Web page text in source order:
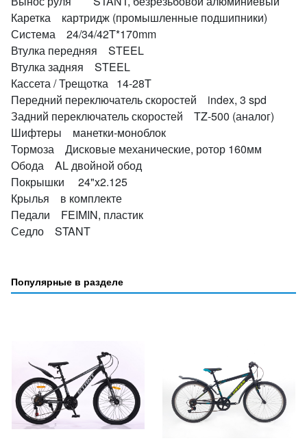
Каретка картридж (промышленные подшипники)
Система 24/34/42T*170mm
Втулка передняя STEEL
Втулка задняя STEEL
Кассета / Трещотка 14-28T
Передний переключатель скоростей index, 3 spd
Задний переключатель скоростей TZ-500 (аналог)
Шифтеры манетки-моноблок
Тормоза Дисковые механические, ротор 160мм
Обода AL двойной обод
Покрышки 24"x2.125
Крылья в комплекте
Педали FEIMIN, пластик
Седло STANT
Популярные в разделе